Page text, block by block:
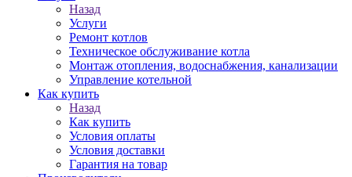
Назад
Услуги
Ремонт котлов
Техническое обслуживание котла
Монтаж отопления, водоснабжения, канализации
Управление котельной
Как купить
Назад
Как купить
Условия оплаты
Условия доставки
Гарантия на товар